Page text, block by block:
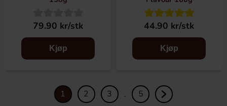
79.90 kr/stk
Kjøp
44.90 kr/stk
Kjøp
1 2 3 . 5